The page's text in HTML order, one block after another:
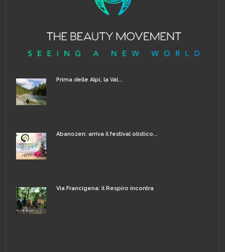
Prima delle Alpi, la Val...
Abanozen: arriva il festival olistico...
Via Francigena: il Respiro incontra